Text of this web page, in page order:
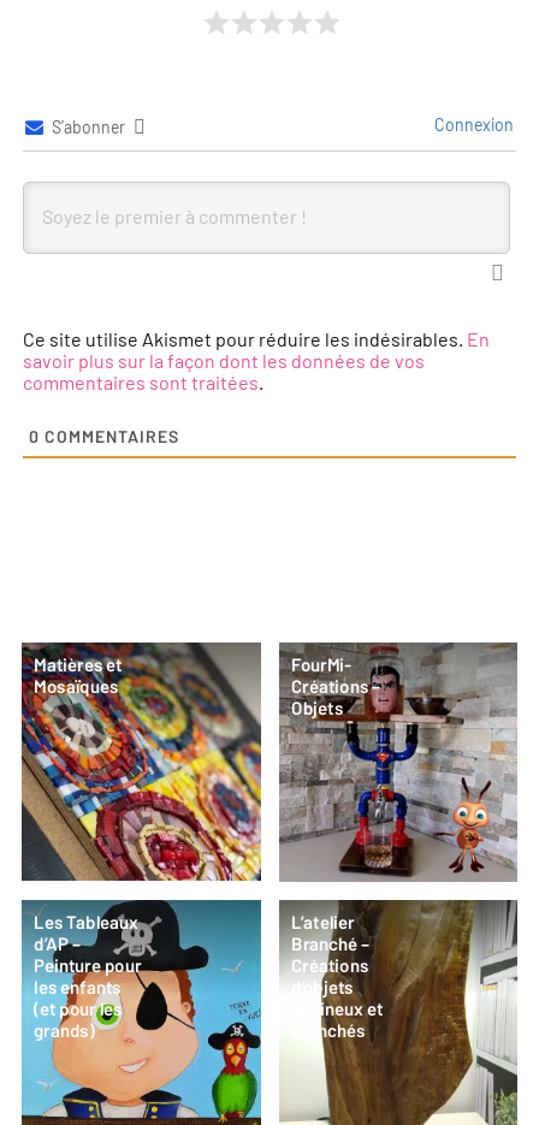
S’abonner Connexion
Ce site utilise Akismet pour réduire les indésirables. En
savoir plus sur la façon dont les données de vos
commentaires sont traitées.
0 COMMENTAIRES
Matières et
Mosaïques
FourMi-
Créations –
Objets
Les Tableaux
d’AP –
Peinture pour
les enfants
(et pour les
grands)
L’atelier
Branché –
Créations
d’objets
lumineux et
branchés